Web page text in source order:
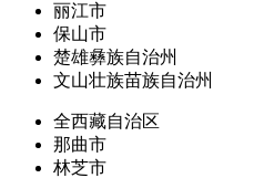
丽江市
保山市
楚雄彝族自治州
文山壮族苗族自治州
全西藏自治区
那曲市
林芝市